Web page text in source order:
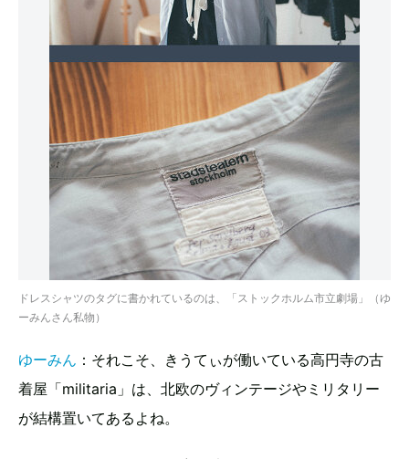
ドレスシャツのタグに書かれているのは、「ストックホルム市立劇場」（ゆ
ーみんさん私物）
ゆーみん ：それこそ、きうてぃが働いている高円寺の古
着屋「militaria」は、北欧のヴィンテージやミリタリー
が結構置いてあるよね。